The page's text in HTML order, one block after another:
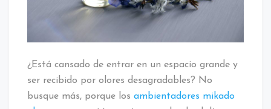
¿Está cansado de entrar en un espacio grande y
ser recibido por olores desagradables? No
busque más, porque los ambientadores mikado